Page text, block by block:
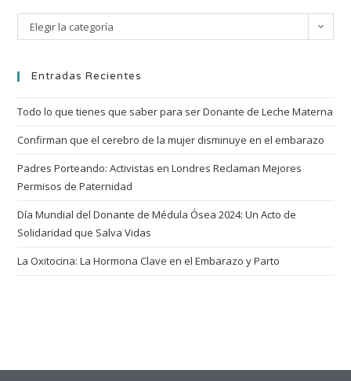
Elegir la categoría
Entradas Recientes
Todo lo que tienes que saber para ser Donante de Leche Materna
Confirman que el cerebro de la mujer disminuye en el embarazo
Padres Porteando: Activistas en Londres Reclaman Mejores
Permisos de Paternidad
Día Mundial del Donante de Médula Ósea 2024: Un Acto de
Solidaridad que Salva Vidas
La Oxitocina: La Hormona Clave en el Embarazo y Parto